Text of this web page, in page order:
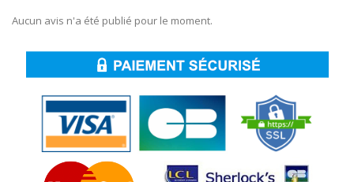
Aucun avis n'a été publié pour le moment.